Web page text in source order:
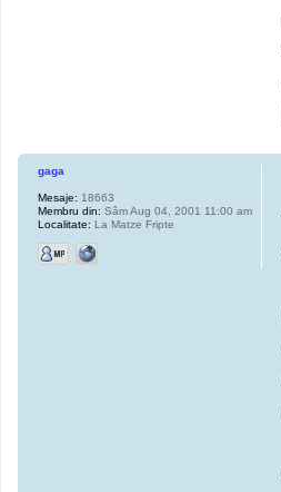
gaga
Mesaje: 18663
Membru din: Sâm Aug 04, 2001 11:00 am
Localitate: La Matze Fripte